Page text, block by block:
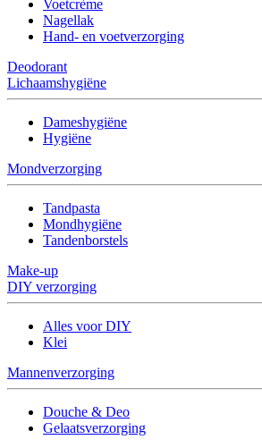
Voetcrème
Nagellak
Hand- en voetverzorging
Deodorant
Lichaamshygiëne
Dameshygiëne
Hygiëne
Mondverzorging
Tandpasta
Mondhygiëne
Tandenborstels
Make-up
DIY verzorging
Alles voor DIY
Klei
Mannenverzorging
Douche & Deo
Gelaatsverzorging